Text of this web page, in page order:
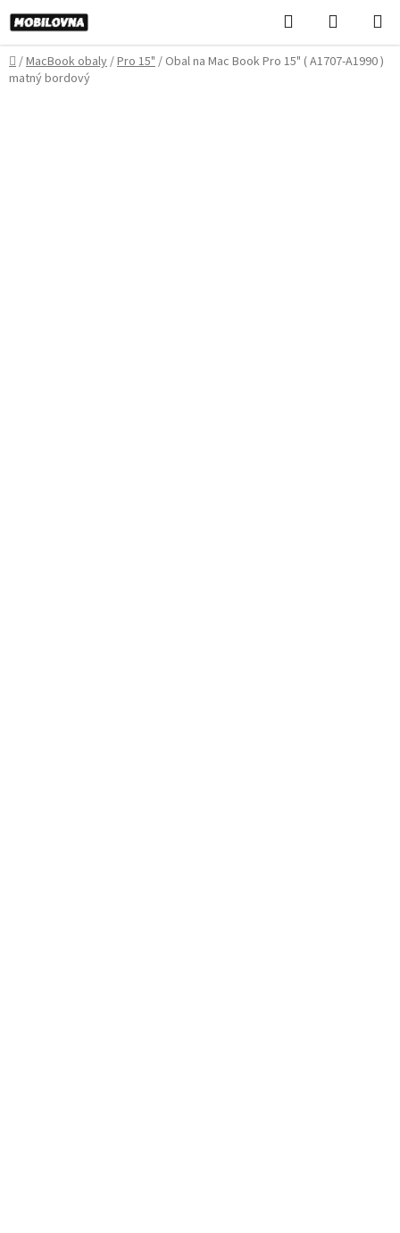
Prejsť
na
obsah
Hľadať
KOŠÍK
Domov
/MacBook obaly/Pro 15"/ Obal na Mac Book Pro 15" ( A1707-A1990 )
matný bordový